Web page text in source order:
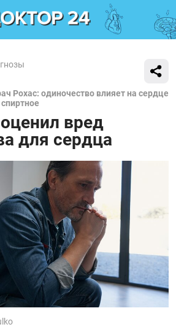
Рохас: одиночество влияет на сердце
вред
для сердца